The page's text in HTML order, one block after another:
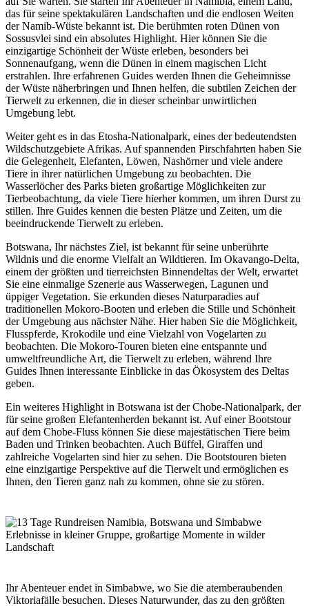
das für seine spektakulären Landschaften und die endlosen Weiten
der Namib-Wüste bekannt ist. Die berühmten roten Dünen von
Sossusvlei sind ein absolutes Highlight. Hier können Sie die
einzigartige Schönheit der Wüste erleben, besonders bei
Sonnenaufgang, wenn die Dünen in einem magischen Licht
erstrahlen. Ihre erfahrenen Guides werden Ihnen die Geheimnisse
der Wüste näherbringen und Ihnen helfen, die subtilen Zeichen der
Tierwelt zu erkennen, die in dieser scheinbar unwirtlichen
Umgebung lebt.
Weiter geht es in das Etosha-Nationalpark, eines der bedeutendsten
Wildschutzgebiete Afrikas. Auf spannenden Pirschfahrten haben Sie
die Gelegenheit, Elefanten, Löwen, Nashörner und viele andere
Tiere in ihrer natürlichen Umgebung zu beobachten. Die
Wasserlöcher des Parks bieten großartige Möglichkeiten zur
Tierbeobachtung, da viele Tiere hierher kommen, um ihren Durst zu
stillen. Ihre Guides kennen die besten Plätze und Zeiten, um die
beeindruckende Tierwelt zu erleben.
Botswana, Ihr nächstes Ziel, ist bekannt für seine unberührte
Wildnis und die enorme Vielfalt an Wildtieren. Im Okavango-Delta,
einem der größten und tierreichsten Binnendeltas der Welt, erwartet
Sie eine einmalige Szenerie aus Wasserwegen, Lagunen und
üppiger Vegetation. Sie erkunden dieses Naturparadies auf
traditionellen Mokoro-Booten und erleben die Stille und Schönheit
der Umgebung aus nächster Nähe. Hier haben Sie die Möglichkeit,
Flusspferde, Krokodile und eine Vielzahl von Vogelarten zu
beobachten. Die Mokoro-Touren bieten eine entspannte und
umweltfreundliche Art, die Tierwelt zu erleben, während Ihre
Guides Ihnen interessante Einblicke in das Ökosystem des Deltas
geben.
Ein weiteres Highlight in Botswana ist der Chobe-Nationalpark, der
für seine großen Elefantenherden bekannt ist. Auf einer Bootstour
auf dem Chobe-Fluss können Sie diese majestätischen Tiere beim
Baden und Trinken beobachten. Auch Büffel, Giraffen und
zahlreiche Vogelarten sind hier zu sehen. Die Bootstouren bieten
eine einzigartige Perspektive auf die Tierwelt und ermöglichen es
Ihnen, den Tieren ganz nah zu kommen, ohne sie zu stören.
Ihr Abenteuer endet in Simbabwe, wo Sie die atemberaubenden
Viktoriafälle besuchen. Dieses Naturwunder, das zu den größten